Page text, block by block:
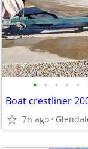
• • • • •
Boat crestliner
7h ago